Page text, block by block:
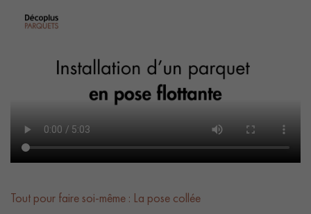
Tout pour faire soi-même : La pose collée